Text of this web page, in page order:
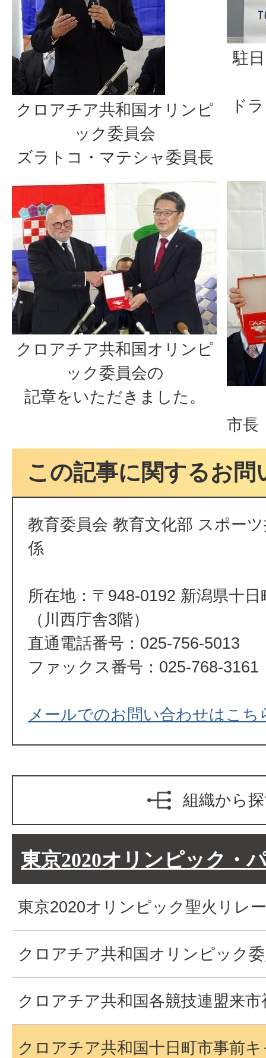
クロアチア共和国オリンピ
ック委員会
ズラトコ・マテシャ委員長
駐
ド
クロアチア共和国オリンピ
ック委員会の
記章をいただきました。
市長
この記事に関するお問
教育委員会 教育文化部 スポー
係
所在地：〒948-0192 新潟県十
（川西庁舎3階）
直通電話番号：025-756-5013
ファックス番号：025-768-3161
メールでのお問い合わせはこち
組織から
東京2020オリンピック・
東京2020オリンピック聖火リレー
クロアチア共和国オリンピック
クロアチア共和国各競技連盟来市
クロアチア共和国十日町市事前